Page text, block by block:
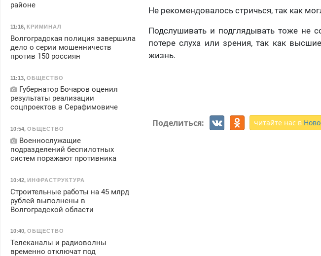
Не рекомендовалось стричься, так как
Подслушивать и подглядывать тоже не
потере слуха или зрения, так как
жизнь.
Поделиться: читайте нас в
районе
11:16, КРИМИНАЛ
Волгоградская полиция завершила
дело о серии мошенничеств
против 150 россиян
11:13, ОБЩЕСТВО
Губернатор Бочаров оценил
результаты реализации
соцпроектов в Серафимовиче
10:54, ОБЩЕСТВО
Военнослужащие
подразделений беспилотных
систем поражают противника
10:42, ИНФРАСТРУКТУРА
Строительные работы на 45 млрд
рублей выполнены в
Волгоградской области
10:40, ОБЩЕСТВО
Телеканалы и радиоволны
временно отключат под